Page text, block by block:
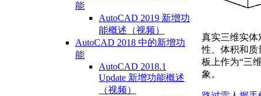
能
AutoCAD 2019 新增功
能概述（视频）
AutoCAD 2018 中的新增功
能
AutoCAD 2018.1
Update 新增功能概述
（视频）
真实三维实体
性、体积和质
板上作为“三
象。